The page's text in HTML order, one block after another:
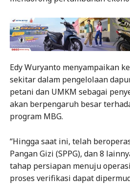
Edy Wuryanto menyampaikan
sekitar dalam pengelolaan
petani dan UMKM sebagai
akan berpengaruh besar
program MBG.
“Hingga saat ini, telah
Pangan Gizi (SPPG), dan 8
tahap persiapan menuju
proses verifikasi dapat